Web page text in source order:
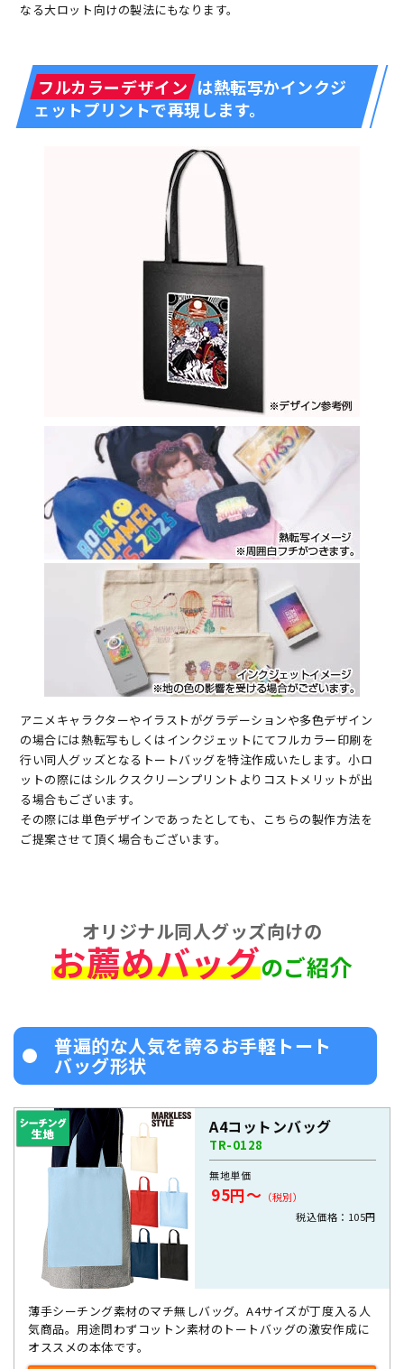
なる大ロット向けの製法にもなります。
フルカラーデザイン は熱転写かインクジ
ェットプリントで再現します。
アニメキャラクターやイラストがグラデーションや多色デザイン
の場合には熱転写もしくはインクジェットにてフルカラー印刷を
行い同人グッズとなるトートバッグを特注作成いたします。小ロ
ットの際にはシルクスクリーンプリントよりコストメリットが出
る場合もございます。
その際には単色デザインであったとしても、こちらの製作方法を
ご提案させて頂く場合もございます。
オリジナル同人グッズ向けの
お薦めバッグのご紹介
普遍的な人気を誇るお手軽トート
バッグ形状
A4コットンバッグ
TR-0128
無地単価
95円～ （税別）
税込価格：105円
薄手シーチング素材のマチ無しバッグ。A4サイズが丁度入る人
気商品。用途問わずコットン素材のトートバッグの激安作成に
オススメの本体です。